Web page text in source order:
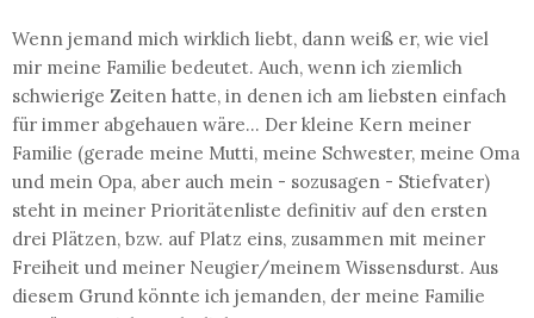
Wenn jemand mich wirklich liebt, dann weiß er, wie viel
mir meine Familie bedeutet. Auch, wenn ich ziemlich
schwierige Zeiten hatte, in denen ich am liebsten einfach
für immer abgehauen wäre... Der kleine Kern meiner
Familie (gerade meine Mutti, meine Schwester, meine Oma
und mein Opa, aber auch mein - sozusagen - Stiefvater)
steht in meiner Prioritätenliste definitiv auf den ersten
drei Plätzen, bzw. auf Platz eins, zusammen mit meiner
Freiheit und meiner Neugier/meinem Wissensdurst. Aus
diesem Grund könnte ich jemanden, der meine Familie